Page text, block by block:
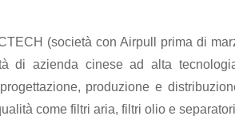
(società con Airpull prima di
di azienda cinese ad alta
produzione e
come filtri aria, filtri olio e